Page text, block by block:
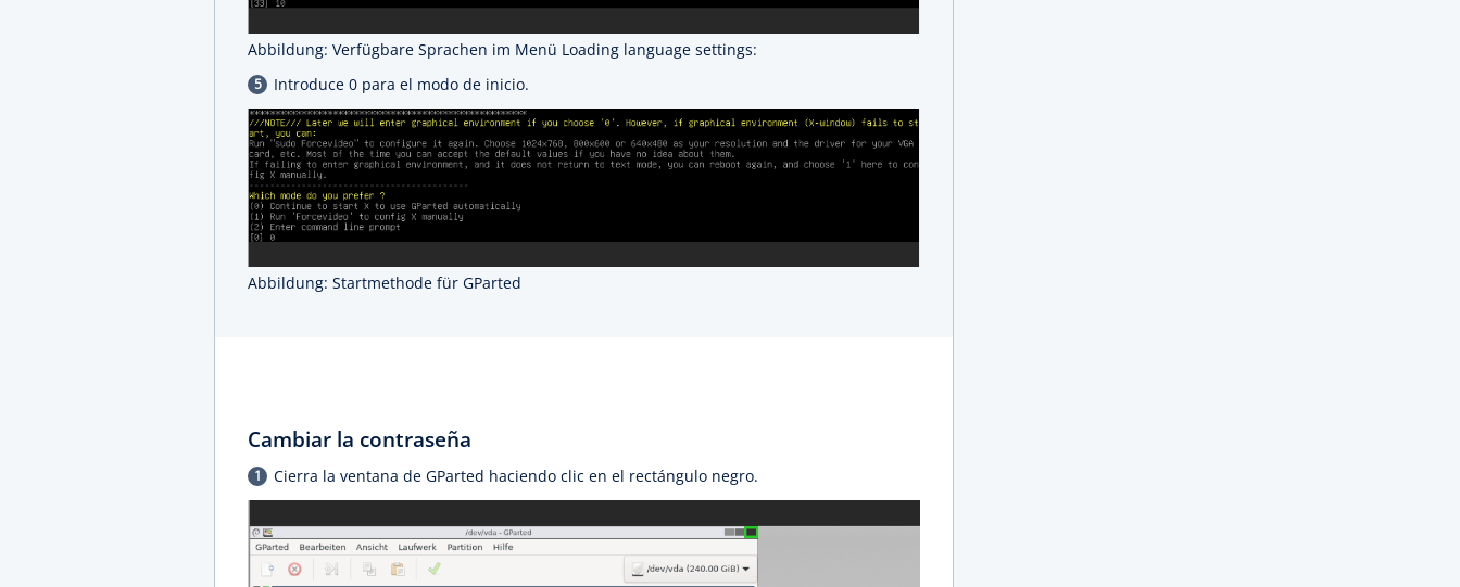
Abbildung: Verfügbare Sprachen im Menü Loading language settings:
Introduce 0 para el modo de inicio.
Abbildung: Startmethode für GParted
Cambiar la contraseña
Cierra la ventana de GParted haciendo clic en el rectángulo negro.